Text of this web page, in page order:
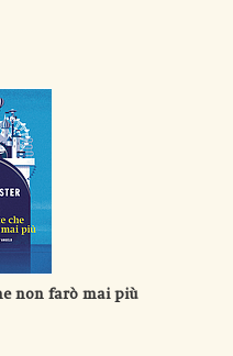
non farò mai più